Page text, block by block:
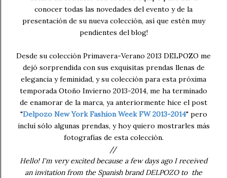
conocer todas las novedades del evento y de la
presentación de su nueva colección, así que estén muy
pendientes del blog!
Desde su colección Primavera-Verano 2013 DELPOZO me
dejó sorprendida con sus exquisitas prendas llenas de
elegancia y feminidad, y su colección para esta próxima
temporada Otoño Invierno 2013-2014, me ha terminado
de enamorar de la marca, ya anteriormente hice el post
"Delpozo New York Fashion Week FW 2013-2014" pero
incluí sólo algunas prendas, y hoy quiero mostrarles más
fotografías de esta colección.
//
Hello! I'm very excited because a few days ago I received
an invitation from the Spanish brand DELPOZO to the